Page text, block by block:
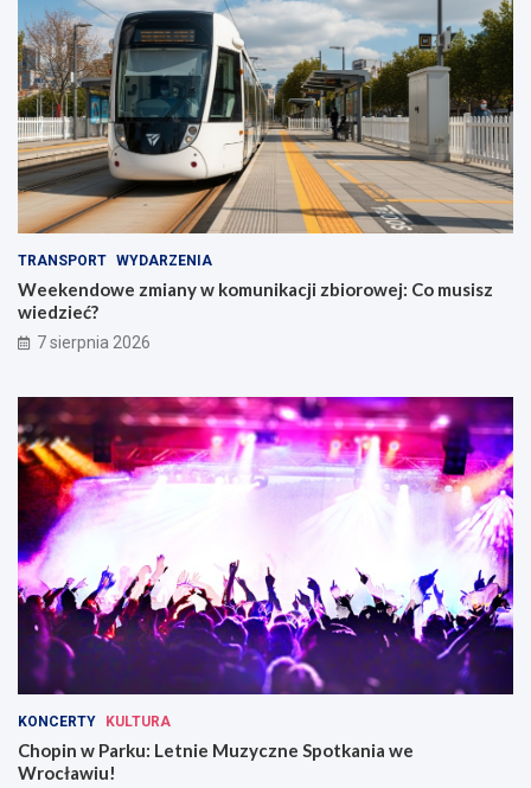
TRANSPORT WYDARZENIA
Weekendowe zmiany w komunikacji zbiorowej: Co musisz
wiedzieć?
7 sierpnia 2026
KONCERTY KULTURA
Chopin w Parku: Letnie Muzyczne Spotkania we
Wrocławiu!